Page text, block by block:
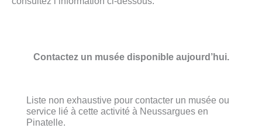
Contactez un musée disponible aujourd’hui.
Liste non exhaustive pour contacter un musée ou
service lié à cette activité à Neussargues en
Pinatelle.